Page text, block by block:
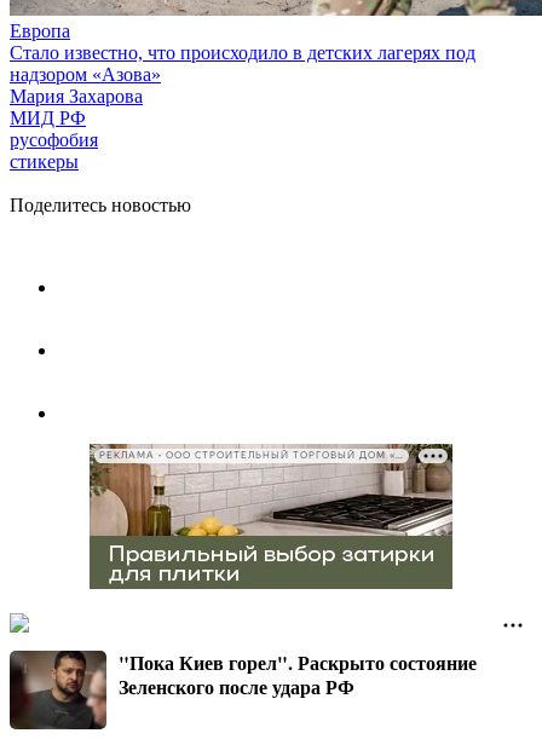
Европа
Стало известно, что происходило в детских лагерях под
надзором «Азова»
Мария Захарова
МИД РФ
русофобия
стикеры
Поделитесь новостью
РЕКЛАМА • ООО СТРОИТЕЛЬНЫЙ ТОРГОВЫЙ ДОМ «ПЕТРОВИЧ», ИНН 7802348846
"Пока Киев горел". Раскрыто состояние
Зеленского после удара РФ